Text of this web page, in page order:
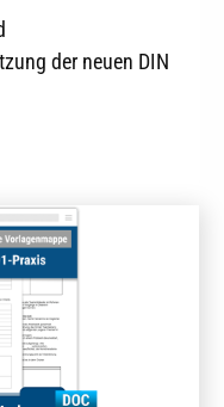
der neuen DIN